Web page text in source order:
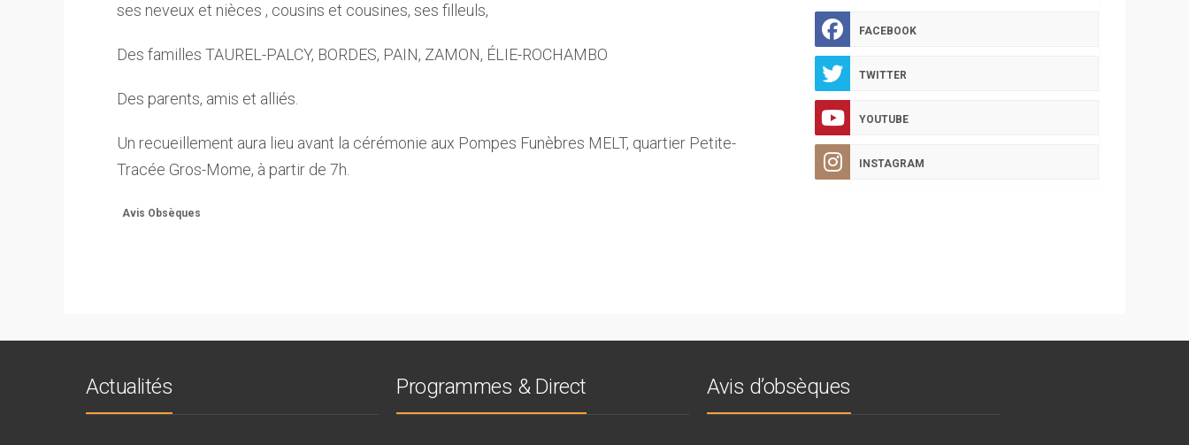
ses neveux et nièces , cousins et cousines, ses filleuls,
Des familles TAUREL-PALCY, BORDES, PAIN, ZAMON, ÉLIE-ROCHAMBO
Des parents, amis et alliés.
Un recueillement aura lieu avant la cérémonie aux Pompes Funèbres MELT, quartier Petite-
Tracée Gros-Mome, à partir de 7h.
Avis Obsèques
FACEBOOK
TWITTER
YOUTUBE
INSTAGRAM
Actualités Programmes & Direct Avis d’obsèques